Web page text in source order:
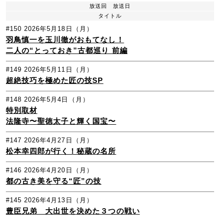
放送回
放送日
タイトル
#150 2026年5月18日（月）
羽鳥慎一を玉川徹がおもてなし！
二人の“とっておき”古都巡り 前編
#149 2026年5月11日（月）
超絶技巧を極めた匠の技SP
#148 2026年5月4日（月）
特別取材
法隆寺〜聖徳太子と輝く国宝〜
#147 2026年4月27日（月）
松本幸四郎が行く！秘蔵の名所
#146 2026年4月20日（月）
都の古き美を守る“匠”の技
#145 2026年4月13日（月）
豊臣兄弟 大出世を決めた３つの戦い